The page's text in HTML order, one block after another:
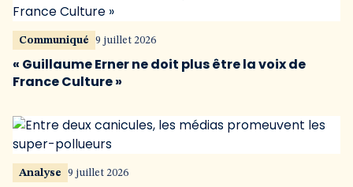
Communiqué 9 juillet 2026
« Guillaume Erner ne doit plus être la voix de
France Culture »
Analyse 9 juillet 2026